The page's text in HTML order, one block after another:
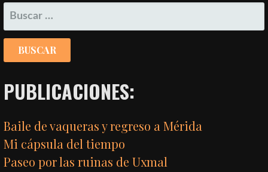
BUSCAR:
PUBLICACIONES:
Baile de vaqueras y regreso a Mérida
Mi cápsula del tiempo
Paseo por las ruinas de Uxmal